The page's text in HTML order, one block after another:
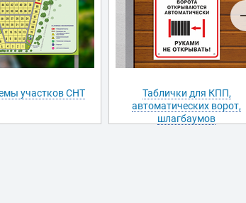
участков СНТ
Таблички для КПП,
автоматических ворот,
шлагбаумов